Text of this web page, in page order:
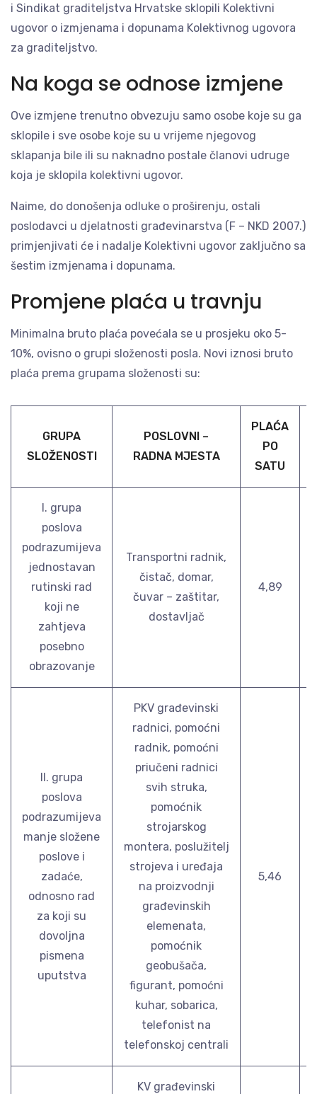
i Sindikat graditeljstva Hrvatske sklopili Kolektivni
ugovor o izmjenama i dopunama Kolektivnog ugovora
za graditeljstvo.
Na koga se odnose izmjene
Ove izmjene trenutno obvezuju samo osobe koje su ga
sklopile i sve osobe koje su u vrijeme njegovog
sklapanja bile ili su naknadno postale članovi udruge
koja je sklopila kolektivni ugovor.
Naime, do donošenja odluke o proširenju, ostali
poslodavci u djelatnosti građevinarstva (F – NKD 2007.)
primjenjivati će i nadalje Kolektivni ugovor zaključno sa
šestim izmjenama i dopunama.
Promjene plaća u travnju
Minimalna bruto plaća povećala se u prosjeku oko 5-
10%, ovisno o grupi složenosti posla. Novi iznosi bruto
plaća prema grupama složenosti su:
GRUPA
SLOŽENOSTI
POSLOVNI –
RADNA MJESTA
PLAĆA
PO
SATU
I. grupa
poslova
podrazumijeva
jednostavan
rutinski rad
koji ne
zahtjeva
posebno
obrazovanje
Transportni radnik,
čistač, domar,
čuvar – zaštitar,
dostavljač
4,89
II. grupa
poslova
podrazumijeva
manje složene
poslove i
zadaće,
odnosno rad
za koji su
dovoljna
pismena
uputstva
PKV građevinski
radnici, pomoćni
radnik, pomoćni
priučeni radnici
svih struka,
pomoćnik
strojarskog
montera, poslužitelj
strojeva i uređaja
na proizvodnji
građevinskih
elemenata,
pomoćnik
geobušača,
figurant, pomoćni
kuhar, sobarica,
telefonist na
telefonskoj centrali
5,46
KV građevinski